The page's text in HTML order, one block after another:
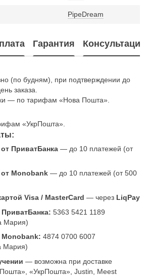
PipeDream
Гарантия Консультация
(по будням), при подтверждении до
заказа.
— по тарифам «Нова Пошта».
«УкрПошта».
ПриватБанка — до 10 платежей (от
Monobank — до 10 платежей (от 500
Visa / MasterCard — через LiqPay
ПриватБанка: 5363 5421 1189
Мария)
Monobank: 4874 0700 6007
Мария)
— возможна при доставке
«УкрПошта», Justin, Meest